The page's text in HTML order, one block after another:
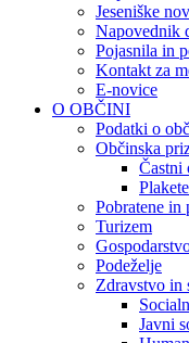
Jeseniške
Napovednik
Pojasnila in
Kontakt za
E-novice
O OBČINI
Podatki o
Občinska
Častni
Pobratene in
Turizem
Podeželje
Zdravstvo in
Javni